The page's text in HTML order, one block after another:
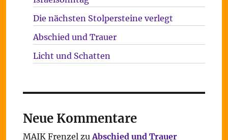
Die nächsten Stolpersteine verlegt
Abschied und Trauer
Licht und Schatten
Neue Kommentare
MAIK FrenzelzuAbschied und Trauer